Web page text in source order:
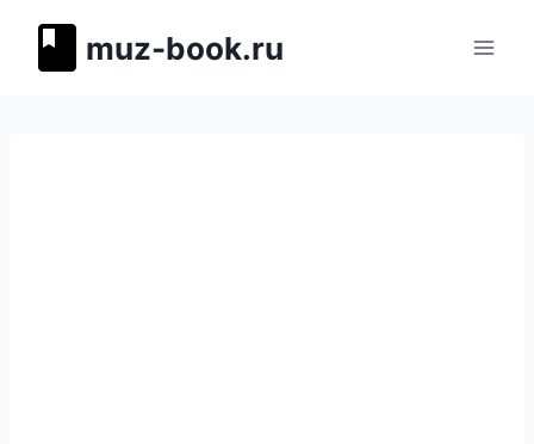
muz-book.ru